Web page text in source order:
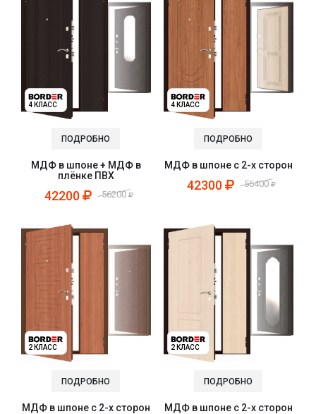
4 КЛАСС
ПОДРОБНО
МДФ в шпоне + МДФ в
плёнке ПВХ
42200 56200
4 КЛАСС
ПОДРОБНО
МДФ в шпоне с 2-х сторон
42300 56400
2 КЛАСС
ПОДРОБНО
МДФ в шпоне с 2-х сторон
2 КЛАСС
ПОДРОБНО
МДФ в шпоне с 2-х сторон